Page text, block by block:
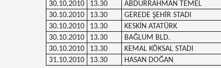
30.10.2010
13.30
ABDURRAHMAN TEMEL
30.10.2010
13.30
GEREDE ŞEHİR STADI
30.10.2010
13.30
KESKİN ATATÜRK
30.10.2010
13.30
BAĞLUM BLD.
30.10.2010
13.30
KEMAL KÖKSAL STADI
31.10.2010
13.30 HASAN DOĞAN